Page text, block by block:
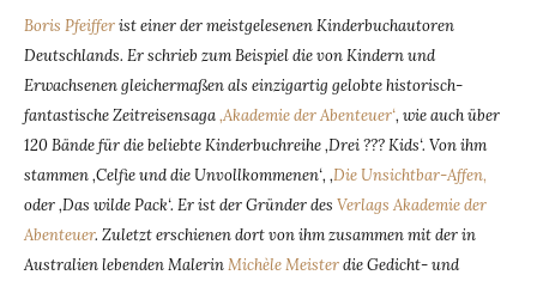
Boris Pfeifferist einer der meistgelesenen Kinderbuchautoren
Deutschlands. Er schrieb zum Beispiel die von Kindern und
Erwachsenen gleichermaßen als einzigartig gelobte historisch-
fantastische Zeitreisensaga‚Akademie der Abenteuer‘, wie auch über
120 Bände für die beliebte Kinderbuchreihe ‚Drei ??? Kids‘. Von ihm
stammen ‚Celfie und die Unvollkommenen‘, ‚Die Unsichtbar-Affen‚
oder ‚Das wilde Pack‘. Er ist der Gründer des Verlags Akademie der
Abenteuer. Zuletzt erschienen dort von ihm zusammen mit der in
Australien lebenden MalerinMichèle Meisterdie Gedicht- und